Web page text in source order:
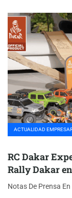
ACTUALIDAD
RC Dakar
Rally Dakar
Notas De Prensa En